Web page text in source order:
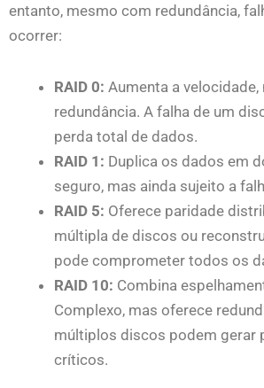
entanto, mesmo com redundância,
ocorrer:
RAID 0: Aumenta a
redundância. A falha de um
perda total de dados.
RAID 1: Duplica os dados em
seguro, mas ainda sujeito a
RAID 5: Oferece paridade
múltipla de discos ou
pode comprometer todos os
RAID 10: Combina
Complexo, mas oferece
múltiplos discos podem gerar
críticos.